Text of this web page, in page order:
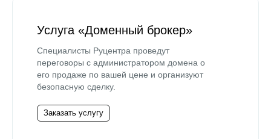
Услуга «Доменный брокер»
Специалисты Руцентра проведут
переговоры с администратором домена о
его продаже по вашей цене и организуют
безопасную сделку.
Заказать услугу